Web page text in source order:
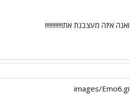
איזה מעצבנת את!!!!!!!!!!!!